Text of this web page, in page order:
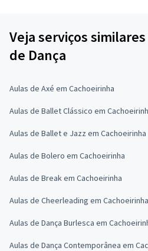
Veja serviços
de Dança
Aulas de Axé em Cachoeirinha
Aulas de Ballet Clássico em
Aulas de Ballet e Jazz em Cachoeirinha
Aulas de Bolero em Cachoeirinha
Aulas de Break em Cachoeirinha
Aulas de Cheerleading em Cachoeirinha
Aulas de Dança Burlesca em
Aulas de Dança Contemporânea em